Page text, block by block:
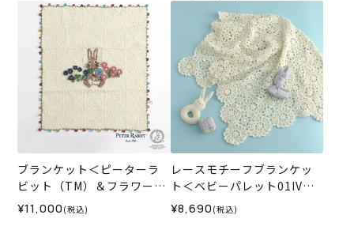
ブランケット＜ピーターラ
ビット（TM）＆フラワー＞
（編み物 材料セット）
¥11,000 (税込)
レースモチーフブランケッ
ト＜ベビーパレット01IV＞
（編み物 材料セット）
¥8,690 (税込)